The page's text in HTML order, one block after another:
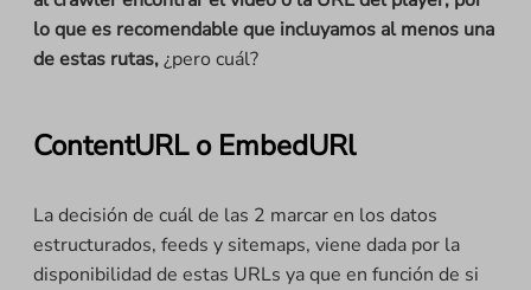
lo que es recomendable que incluyamos al menos una
de estas rutas,¿pero cuál?
ContentURL o EmbedURl
La decisión de cuál de las 2 marcar en los datos
estructurados, feeds y sitemaps, viene dada por la
disponibilidad de estas URLs ya que en función de si